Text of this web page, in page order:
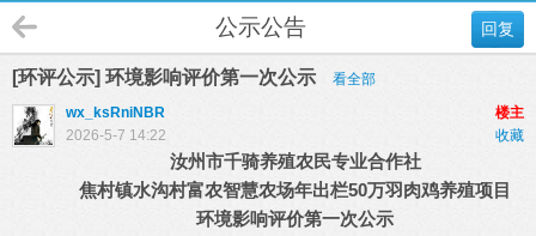
回复
公示公告
[环评公示] 环境影响评价第一次公示
看全部
楼主
wx_ksRniNBR
收藏
2026-5-7 14:22
汝州市千骑养殖农民专业合作社
焦村镇水沟村富农智慧农场年出栏50万羽肉鸡养殖项目
环境影响评价第一次公示